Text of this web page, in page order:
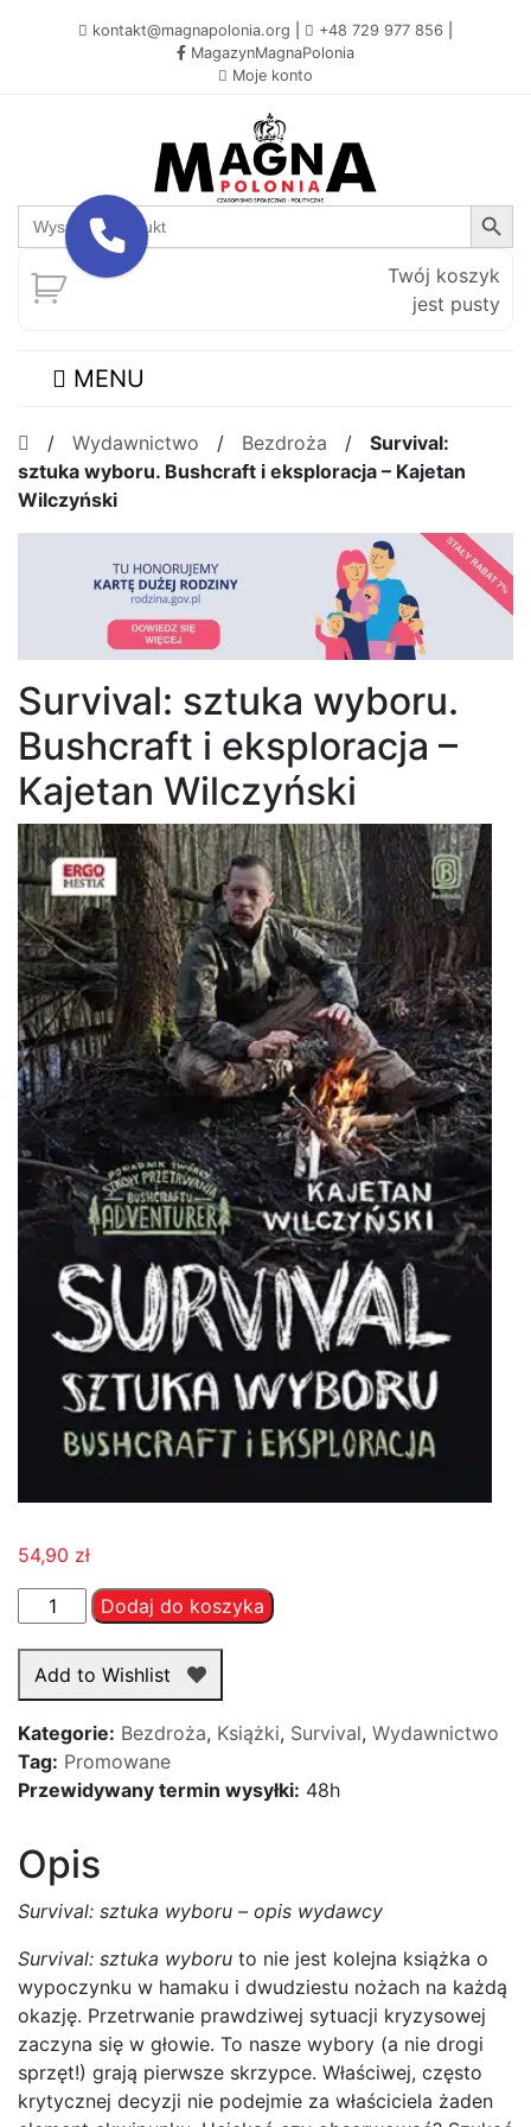
kontakt@magnapolonia.org +48 729 977 856
MagazynMagnaPolonia
Moje konto
Search
for:
Search Button
Twój koszyk
jest pusty
MENU
/ Wydawnictwo / Bezdroża / Survival:
sztuka wyboru. Bushcraft i eksploracja – Kajetan
Wilczyński
Survival: sztuka wyboru.
Bushcraft i eksploracja –
Kajetan Wilczyński
54,90 zł
ilość
Survival:
sztuka
wyboru.
i
eksploracja
–
Wilczyński
Dodaj do koszyka
Add to Wishlist
Kategorie: Bezdroża, Książki, Survival, Wydawnictwo
Tag: Promowane
Przewidywany termin wysyłki: 48h
Opis
Survival: sztuka wyboru – opis wydawcy
Survival: sztuka wyboru to nie jest kolejna książka o
wypoczynku w hamaku i dwudziestu nożach na każdą
okazję. Przetrwanie prawdziwej sytuacji kryzysowej
zaczyna się w głowie. To nasze wybory (a nie drogi
sprzęt!) grają pierwsze skrzypce. Właściwej, często
krytycznej decyzji nie podejmie za właściciela żaden